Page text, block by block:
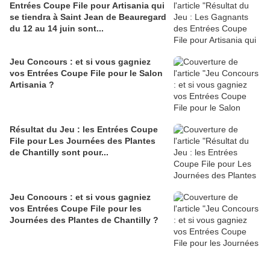
Entrées Coupe File pour Artisania qui
se tiendra à Saint Jean de Beauregard
du 12 au 14 juin sont...
Jeu Concours : et si vous gagniez
vos Entrées Coupe File pour le Salon
Artisania ?
Résultat du Jeu : les Entrées Coupe
File pour Les Journées des Plantes
de Chantilly sont pour...
Jeu Concours : et si vous gagniez
vos Entrées Coupe File pour les
Journées des Plantes de Chantilly ?